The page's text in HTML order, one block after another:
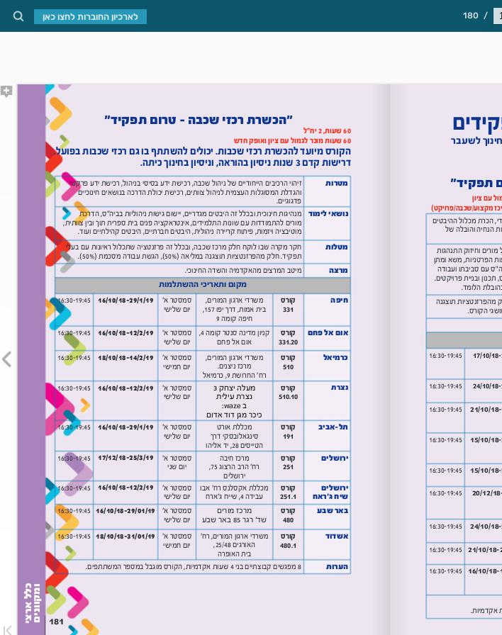
/
180 לארכיון החוברות לחצו כאן